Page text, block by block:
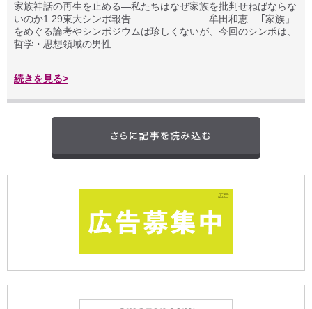
家族神話の再生を止める—私たちはなぜ家族を批判せねばならな
いのか1.29東大シンポ報告 牟田和恵 ｢家族」
をめぐる論考やシンポジウムは珍しくないが、今回のシンポは、
哲学・思想領域の男性...
続きを見る>